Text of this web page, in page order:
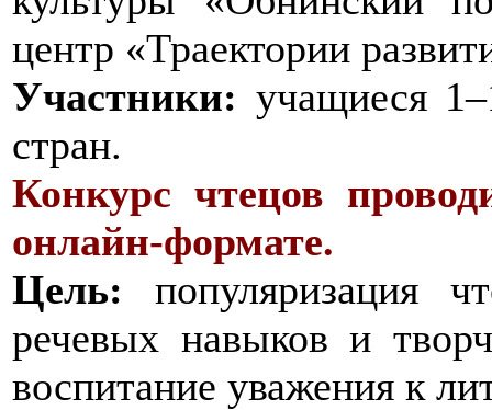
центр «Траектории
Участники: учащиеся
стран.
Конкурс чтецов
онлайн-формате.
Цель: популяризация
речевых навыков и
воспитание уважения к